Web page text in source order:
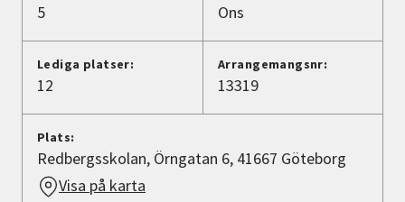
5 Ons
Lediga platser:
12
Arrangemangsnr:
13319
Plats:
Redbergsskolan, Örngatan 6, 41667 Göteborg
Visa på karta